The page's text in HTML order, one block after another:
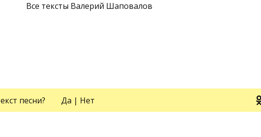
Все тексты Валерий Шаповалов
песни? Да | Нет